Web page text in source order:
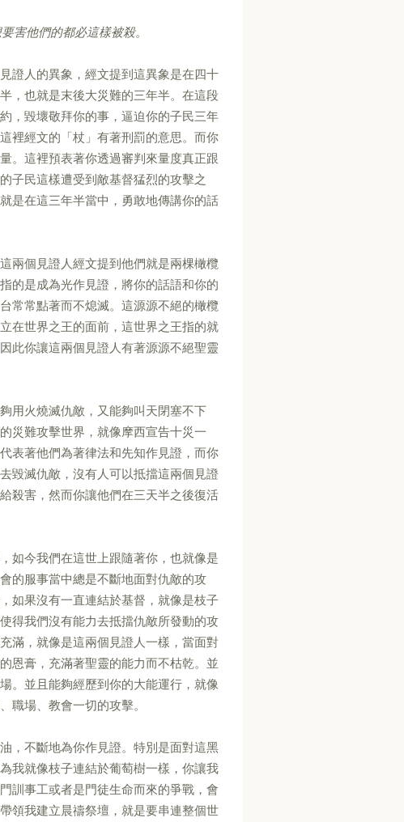
害他們的都必這樣被殺。
證人的異象，經文提到這異象是在四十
，也就是末後大災難的三年半。在這段
，毀壞敬拜你的事，逼迫你的子民三年
裡經文的「杖」有著刑罰的意思。而你
。這裡預表著你透過審判來量度真正跟
子民這樣遭受到敵基督猛烈的攻擊之
是在這三年半當中，勇敢地傳講你的話
兩個見證人經文提到他們就是兩棵橄欖
的是成為光作見證，將你的話語和你的
常常點著而不熄滅。這源源不絕的橄欖
在世界之王的面前，這世界之王指的就
此你讓這兩個見證人有著源源不絕聖靈
用火燒滅仇敵，又能夠叫天閉塞不下
災難攻擊世界，就像摩西宣告十災一
表著他們為著律法和先知作見證，而你
毀滅仇敵，沒有人可以抵擋這兩個見證
殺害，然而你讓他們在三天半之後復活
如今我們在這世上跟隨著你，也就像是
的服事當中總是不斷地面對仇敵的攻
如果沒有一直連結於基督，就像是枝子
得我們沒有能力去抵擋仇敵所發動的攻
滿，就像是這兩個見證人一樣，當面對
恩膏，充滿著聖靈的能力而不枯乾。並
。並且能夠經歷到你的大能運行，就像
職場、教會一切的攻擊。
，不斷地為你作見證。特別是面對這黑
我就像枝子連結於葡萄樹一樣，你讓我
訓事工或者是門徒生命而來的爭戰，會
領我建立晨禱祭壇，就是要串連整個世